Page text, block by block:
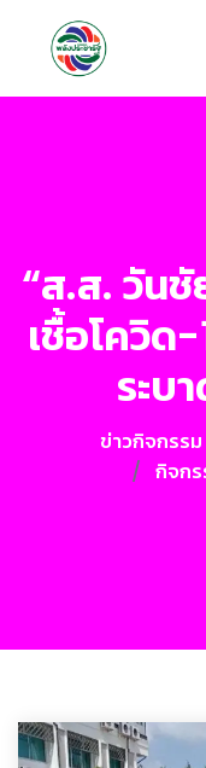
“ส.ส. วันชั
เชื้อโควิด
ระบ
ข่าวกิจกรรม
กิจก